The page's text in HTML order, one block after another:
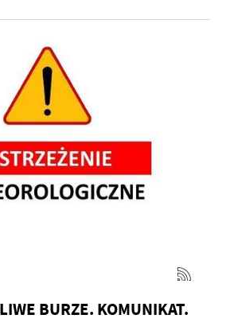
BURZE. KOMUNIKAT.